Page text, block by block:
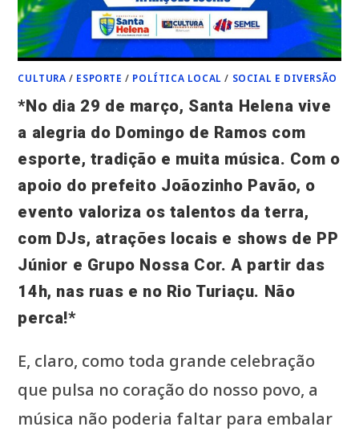
QUE
CRESCE
E
A
PROTEÇÃO
DEUS
CADA
PASSO.*
*SAÚDE,
FÉ,
E
*PARABÉNS!*
CULTURA / ESPORTE / POLÍTICA LOCAL / SOCIAL E DIVERSÃO
*No dia 29 de março, Santa Helena vive
a alegria do Domingo de Ramos com
esporte, tradição e muita música. Com o
apoio do prefeito Joãozinho Pavão, o
evento valoriza os talentos da terra,
com DJs, atrações locais e shows de PP
Júnior e Grupo Nossa Cor. A partir das
14h, nas ruas e no Rio Turiaçu. Não
perca!*
E, claro, como toda grande celebração
que pulsa no coração do nosso povo, a
música não poderia faltar para embalar